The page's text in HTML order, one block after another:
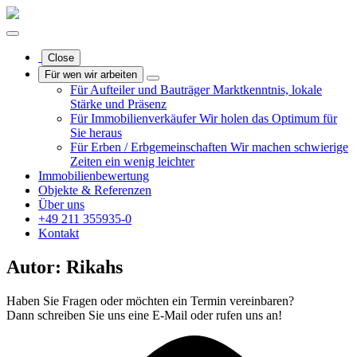
Close
Für wen wir arbeiten
Für Aufteiler und Bauträger Marktkenntnis, lokale
Stärke und Präsenz
Für Immobilienverkäufer Wir holen das Optimum für
Sie heraus
Für Erben / Erbgemeinschaften Wir machen schwierige
Zeiten ein wenig leichter
Immobilienbewertung
Objekte & Referenzen
Über uns
+49 211 355935-0
Kontakt
Autor: Rikahs
Haben Sie Fragen oder möchten ein Termin vereinbaren?
Dann schreiben Sie uns eine E-Mail oder rufen uns an!